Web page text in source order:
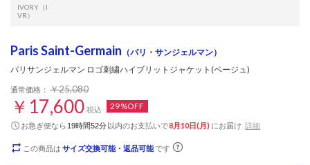
IVORY（I
VR）
Paris Saint-Germain （パリ・サンジェルマン）
パリサンジェルマン ロゴ刺繍ハイブリットジャケット(ベージュ)
通常価格： ￥25,080
￥17,600 税込 29%OFF
お急ぎ便なら 19時間52分以内のお支払いで8月10日(月) にお届け 詳細
この商品は サイズ交換可能・返品可能です